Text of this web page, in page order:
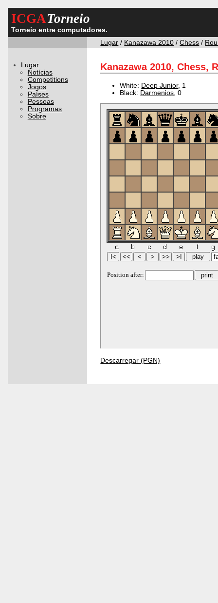
ICGATorneio
Torneio entre computadores.
Lugar / Kanazawa 2010 /Chess /
Lugar
Notícias
Competitions
Jogos
Países
Pessoas
Programas
Sobre
Kanazawa 2010, Chess,
White: Deep Junior, 1
Black: Darmenios , 0
Descarregar (PGN)